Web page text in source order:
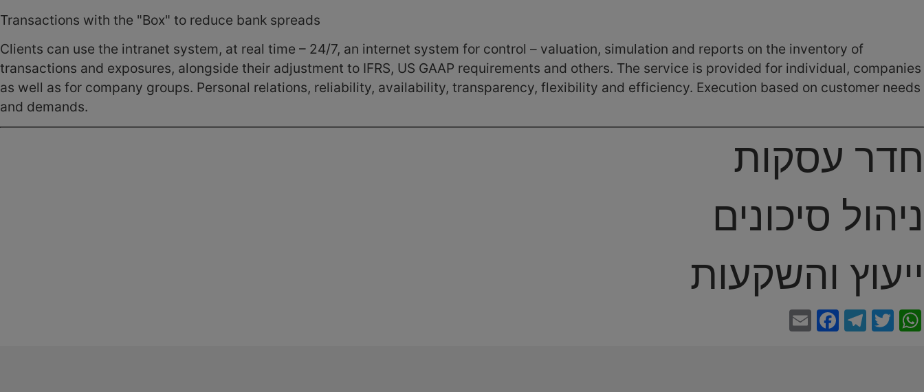
Transactions with the "Box" to reduce bank spreads
Clients can use the intranet system, at real time – 24/7, an internet system for control – valuation, simulation and reports on the inventory of
transactions and exposures, alongside their adjustment to IFRS, US GAAP requirements and others. The service is provided for individual, companies
as well as for company groups. Personal relations, reliability, availability, transparency, flexibility and efficiency. Execution based on customer needs
and demands.
חדר עסקות
ניהול סיכונים
ייעוץ והשקעות
WhatsApp
Twitter
Telegram
Facebook